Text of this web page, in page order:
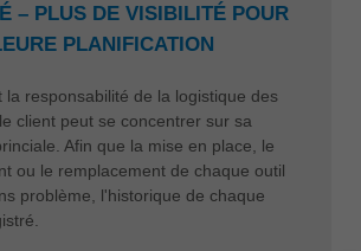
– PLUS DE VISIBILITÉ POUR
PLANIFICATION
la responsabilité de la logistique des
client peut se concentrer sur sa
Afin que la mise en place, le
ou le remplacement de chaque outil
problème, l'historique de chaque